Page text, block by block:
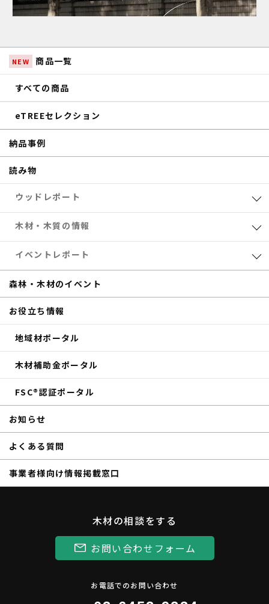
NEW 商品一覧
すべての商品
eTREEセレクション
納品事例
読み物
ウッドレポート
業界レポート
eTREEコラム
サステナブル
木材・木質の情報
森林・木材のお得情報
木材加工
補助金
商品紹介
イベントレポート
共催セミナー
eTREE TALK
森の未来会議
その他のイベントレポート
森林・木材のイベント
お役立ち情報
地域材ポータル
木材補助金ポータル
FSC®認証ポータル
お知らせ
よくある質問
事業者様向け情報掲載窓口
木材の相談をする
お問い合わせフォーム
お電話でのお問い合わせ